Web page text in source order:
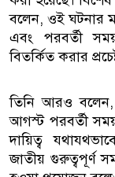
বলেন, ওই ঘটনার
এবং পরবর্তী
বিতর্কিত করার
তিনি আরও বলেন,
আগস্ট পরবর্তী
দায়িত্ব
জাতীয় গুরুত্বপূর্ণ